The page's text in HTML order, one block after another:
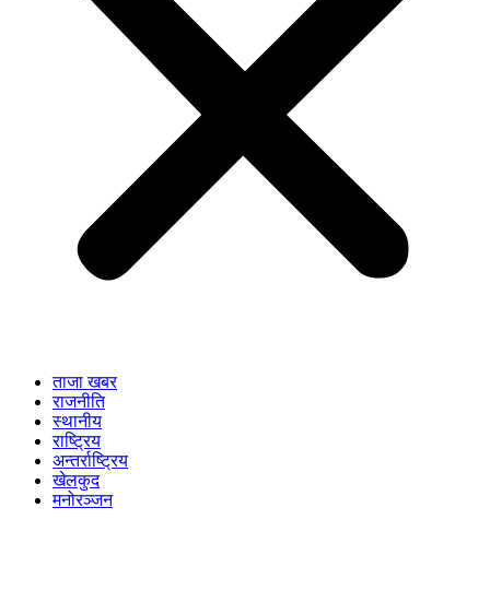
ताजा खबर
राजनीति
स्थानीय
राष्ट्रिय
अन्तर्राष्ट्रिय
खेलकुद
मनोरञ्जन